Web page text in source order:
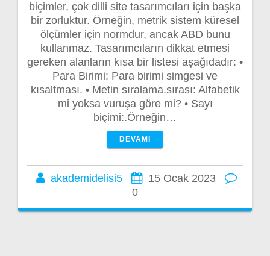
biçimler, çok dilli site tasarımcıları için başka
bir zorluktur. Örneğin, metrik sistem küresel
ölçümler için normdur, ancak ABD bunu
kullanmaz. Tasarımcıların dikkat etmesi
gereken alanların kısa bir listesi aşağıdadır: •
Para Birimi: Para birimi simgesi ve
kısaltması. • Metin sıralama.sırası: Alfabetik
mi yoksa vuruşa göre mi? • Sayı
biçimi:.Örneğin…
DEVAMI
akademidelisi5
15 Ocak 2023
0